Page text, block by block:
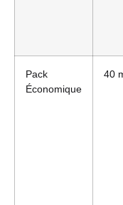
Pack
Économique
40